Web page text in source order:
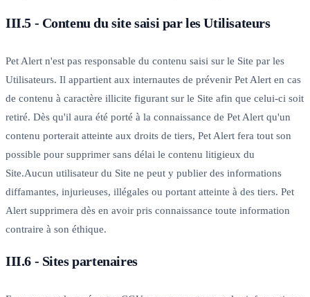
III.5 - Contenu du site saisi par les Utilisateurs
Pet Alert n'est pas responsable du contenu saisi sur le Site par les
Utilisateurs. Il appartient aux internautes de prévenir Pet Alert en cas
de contenu à caractère illicite figurant sur le Site afin que celui-ci soit
retiré. Dès qu'il aura été porté à la connaissance de Pet Alert qu'un
contenu porterait atteinte aux droits de tiers, Pet Alert fera tout son
possible pour supprimer sans délai le contenu litigieux du
Site.Aucun utilisateur du Site ne peut y publier des informations
diffamantes, injurieuses, illégales ou portant atteinte à des tiers. Pet
Alert supprimera dès en avoir pris connaissance toute information
contraire à son éthique.
III.6 - Sites partenaires